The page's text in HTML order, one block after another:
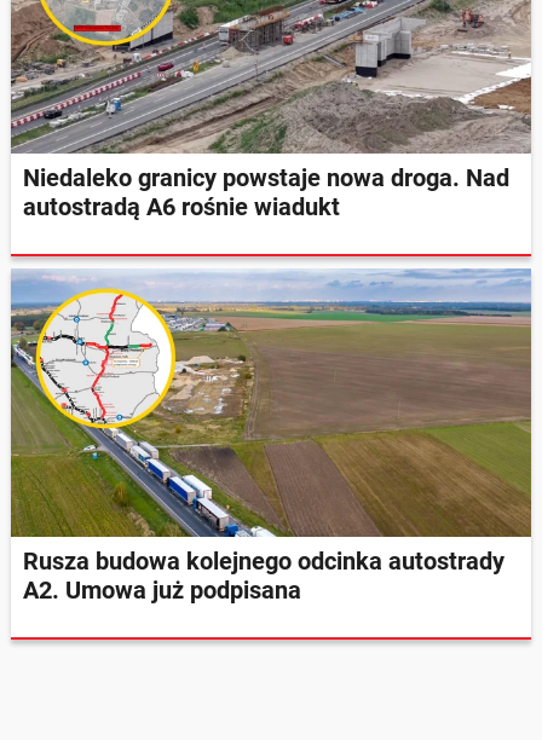
Niedaleko granicy powstaje nowa droga. Nad
autostradą A6 rośnie wiadukt
Rusza budowa kolejnego odcinka autostrady
A2. Umowa już podpisana